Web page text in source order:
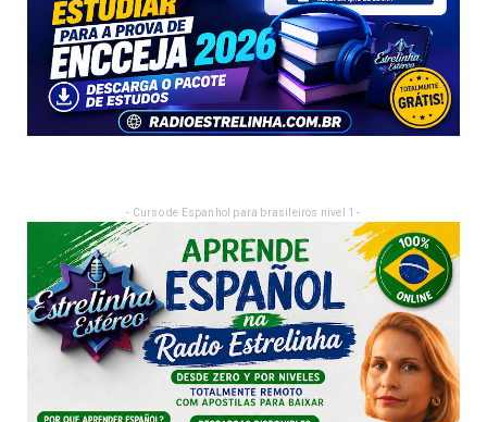
- Curso de Espanhol para brasileiros nivel 1 -